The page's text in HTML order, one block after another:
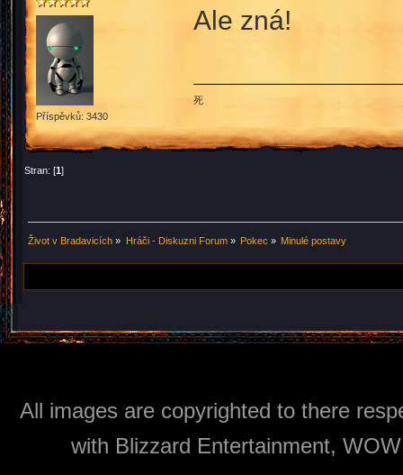
Příspěvků: 3430
Ale zná!
死
Stran: [1]
Život v Bradavicích » Hráči - Diskuzni Forum» Pokec » Minulé postavy
All images are copyrighted to there
with Blizzard Entertainment,